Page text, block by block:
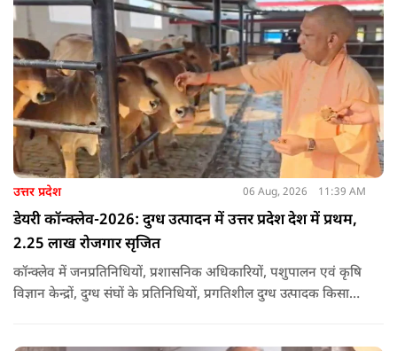
उत्तर प्रदेश 06 Aug, 2026 11:39 AM
डेयरी कॉन्क्लेव-2026: दुग्ध उत्पादन में उत्तर प्रदेश देश में प्रथम,
2.25 लाख रोजगार सृजित
कॉन्क्लेव में जनप्रतिनिधियों, प्रशासनिक अधिकारियों, पशुपालन एवं कृषि
विज्ञान केन्द्रों, दुग्ध संघों के प्रतिनिधियों, प्रगतिशील दुग्ध उत्पादक किसानों,